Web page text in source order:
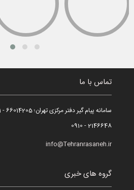
تماس با ما
2146648 - 0910
info@Tehranrasaneh.ir
گروه های خبری